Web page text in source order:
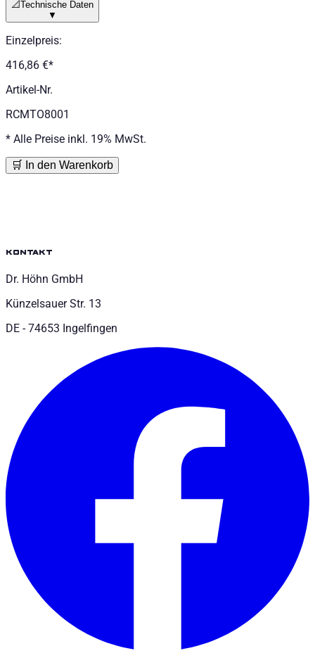
📐Technische Daten
▼
Einzelpreis:
416,86 €*
Artikel-Nr.
RCMTO8001
* Alle Preise inkl. 19% MwSt.
🛒 In den Warenkorb
kontakt
Dr. Höhn GmbH
Künzelsauer Str. 13
DE - 74653 Ingelfingen